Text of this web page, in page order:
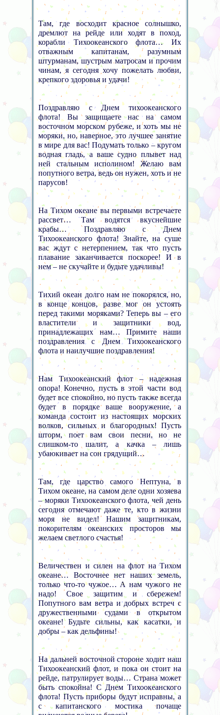
Там, где восходит красное солнышко,
дремлют на рейде или ходят в поход,
корабли Тихоокеанского флота… Их
отважным капитанам, разумным
штурманам, шустрым матросам и прочим
чинам, я сегодня хочу пожелать любви,
крепкого здоровья и удачи!
Поздравляю с Днем тихоокеанского
флота! Вы защищаете нас на самом
восточном морском рубеже, и хоть мы не
моряки, но, наверное, это лучшее занятие
в мире для вас! Подумать только – кругом
водная гладь, а ваше судно плывет над
ней стальным исполином! Желаю вам
попутного ветра, ведь он нужен, хоть и не
парусов!
На Тихом океане вы первыми встречаете
рассвет… Там водятся вкуснейшие
крабы… Поздравляю с Днем
Тихоокеанского флота! Знайте, на суше
вас ждут с нетерпением, так что пусть
плавание заканчивается поскорее! И в
нем – не скучайте и будьте удачливы!
Тихий океан долго нам не покорялся, но,
в конце концов, разве мог он устоять
перед такими моряками? Теперь вы – его
властители и защитники вод,
принадлежащих нам… Примите наши
поздравления с Днем Тихоокеанского
флота и наилучшие поздравления!
Нам Тихоокеанский флот – надежная
опора! Конечно, пусть в этой части вод
будет все спокойно, но пусть также всегда
будет в порядке ваше вооружение, а
команда состоит из настоящих морских
волков, сильных и благородных! Пусть
шторм, поет вам свои песни, но не
слишком-то шалит, а качка – лишь
убаюкивает на сон грядущий…
Там, где царство самого Нептуна, в
Тихом океане, на самом деле одни хозяева
– моряки Тихоокеанского флота, чей день
сегодня отмечают даже те, кто в жизни
моря не видел! Нашим защитникам,
покорителям океанских просторов мы
желаем светлого счастья!
Величествен и силен на флот на Тихом
океане… Восточнее нет наших земель,
только что-то чужое… А нам чужого не
надо! Свое защитим и сбережем!
Попутного вам ветра и добрых встреч с
дружественными судами в открытом
океане! Будьте сильны, как касатки, и
добры – как дельфины!
На дальней восточной стороне ходит наш
Тихоокеанский флот, и пока он стоит на
рейде, патрулирует воды… Страна может
быть спокойна! С Днем Тихоокеанского
флота! Пусть приборы будут исправны, а
с капитанского мостика почаще